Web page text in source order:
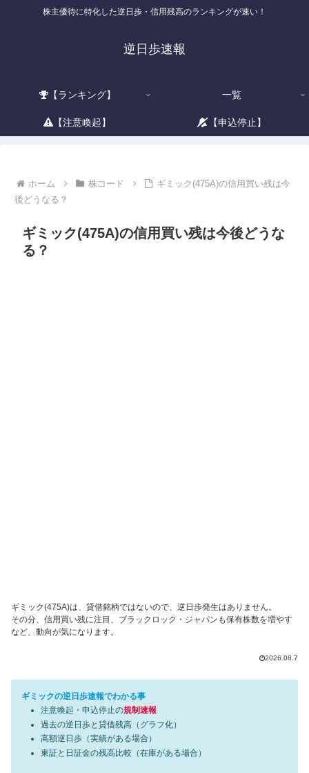
株主優待に特化した逆日歩・信用残高のランキングが速い！
逆日歩速報
【ランキング】 一覧
【注意喚起】 【申込停止】
ホーム 株コード
ギミック(475A)の信用買い残は今
後どうなる？
ギミック(475A)の信用買い残は今後どうな
る？
ギミック(475A)は、貸借銘柄ではないので、逆日歩発生はありません。
その分、信用買い残に注目、ブラックロック・ジャパンも保有株数を増やす
など、動向が気になります。
2026.08.7
ギミックの逆日歩速報でわかる事
注意喚起・申込停止の規制速報
過去の逆日歩と貸借残高（グラフ化）
高額逆日歩（実績がある場合）
東証と日証金の残高比較（在庫がある場合）